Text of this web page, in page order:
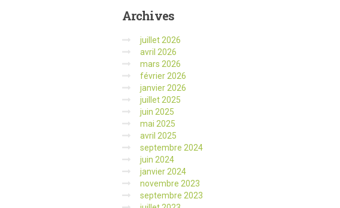
Archives
juillet 2026
avril 2026
mars 2026
février 2026
janvier 2026
juillet 2025
juin 2025
mai 2025
avril 2025
septembre 2024
juin 2024
janvier 2024
novembre 2023
septembre 2023